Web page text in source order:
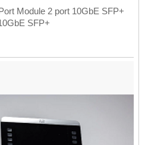
Module 2 port 10GbE SFP+
SFP+